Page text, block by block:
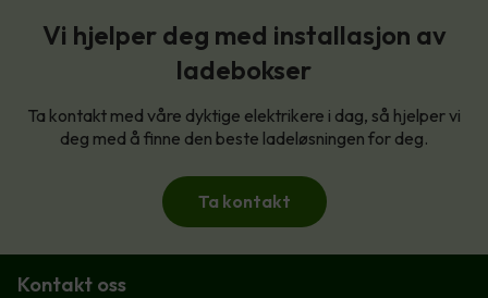
Vi hjelper deg med installasjon av
ladebokser
Ta kontakt med våre dyktige elektrikere i dag, så hjelper vi
deg med å finne den beste ladeløsningen for deg.
Ta kontakt
Kontakt oss